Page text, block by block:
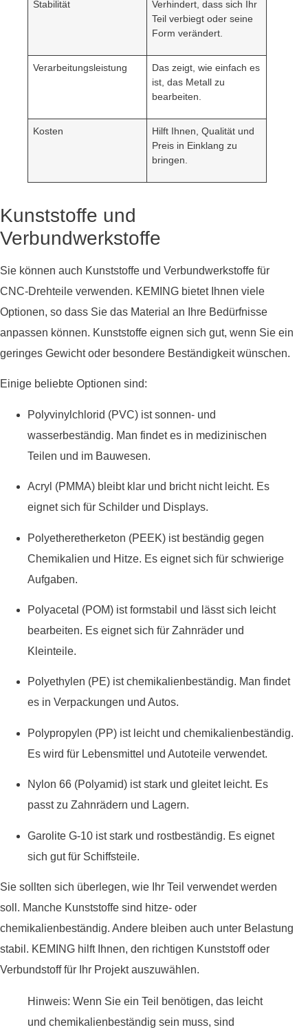
Stabilität
Verhindert, dass sich Ihr
Teil verbiegt oder seine
Form verändert.
Verarbeitungsleistung
Das zeigt, wie einfach es
ist, das Metall zu
bearbeiten.
Kosten
Hilft Ihnen, Qualität und
Preis in Einklang zu
bringen.
Kunststoffe und
Verbundwerkstoffe
Sie können auch Kunststoffe und Verbundwerkstoffe für
CNC-Drehteile verwenden. KEMING bietet Ihnen viele
Optionen, so dass Sie das Material an Ihre Bedürfnisse
anpassen können. Kunststoffe eignen sich gut, wenn Sie ein
geringes Gewicht oder besondere Beständigkeit wünschen.
Einige beliebte Optionen sind:
Polyvinylchlorid (PVC) ist sonnen- und
wasserbeständig. Man findet es in medizinischen
Teilen und im Bauwesen.
Acryl (PMMA) bleibt klar und bricht nicht leicht. Es
eignet sich für Schilder und Displays.
Polyetheretherketon (PEEK) ist beständig gegen
Chemikalien und Hitze. Es eignet sich für schwierige
Aufgaben.
Polyacetal (POM) ist formstabil und lässt sich leicht
bearbeiten. Es eignet sich für Zahnräder und
Kleinteile.
Polyethylen (PE) ist chemikalienbeständig. Man findet
es in Verpackungen und Autos.
Polypropylen (PP) ist leicht und chemikalienbeständig.
Es wird für Lebensmittel und Autoteile verwendet.
Nylon 66 (Polyamid) ist stark und gleitet leicht. Es
passt zu Zahnrädern und Lagern.
Garolite G-10 ist stark und rostbeständig. Es eignet
sich gut für Schiffsteile.
Sie sollten sich überlegen, wie Ihr Teil verwendet werden
soll. Manche Kunststoffe sind hitze- oder
chemikalienbeständig. Andere bleiben auch unter Belastung
stabil. KEMING hilft Ihnen, den richtigen Kunststoff oder
Verbundstoff für Ihr Projekt auszuwählen.
Hinweis: Wenn Sie ein Teil benötigen, das leicht
und chemikalienbeständig sein muss, sind